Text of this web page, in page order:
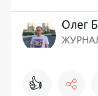
Олег
👍